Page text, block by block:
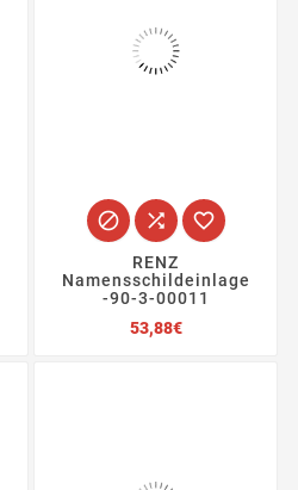
  
RENZ
Namensschildeinlage
-90-3-00011
53,88€Preis